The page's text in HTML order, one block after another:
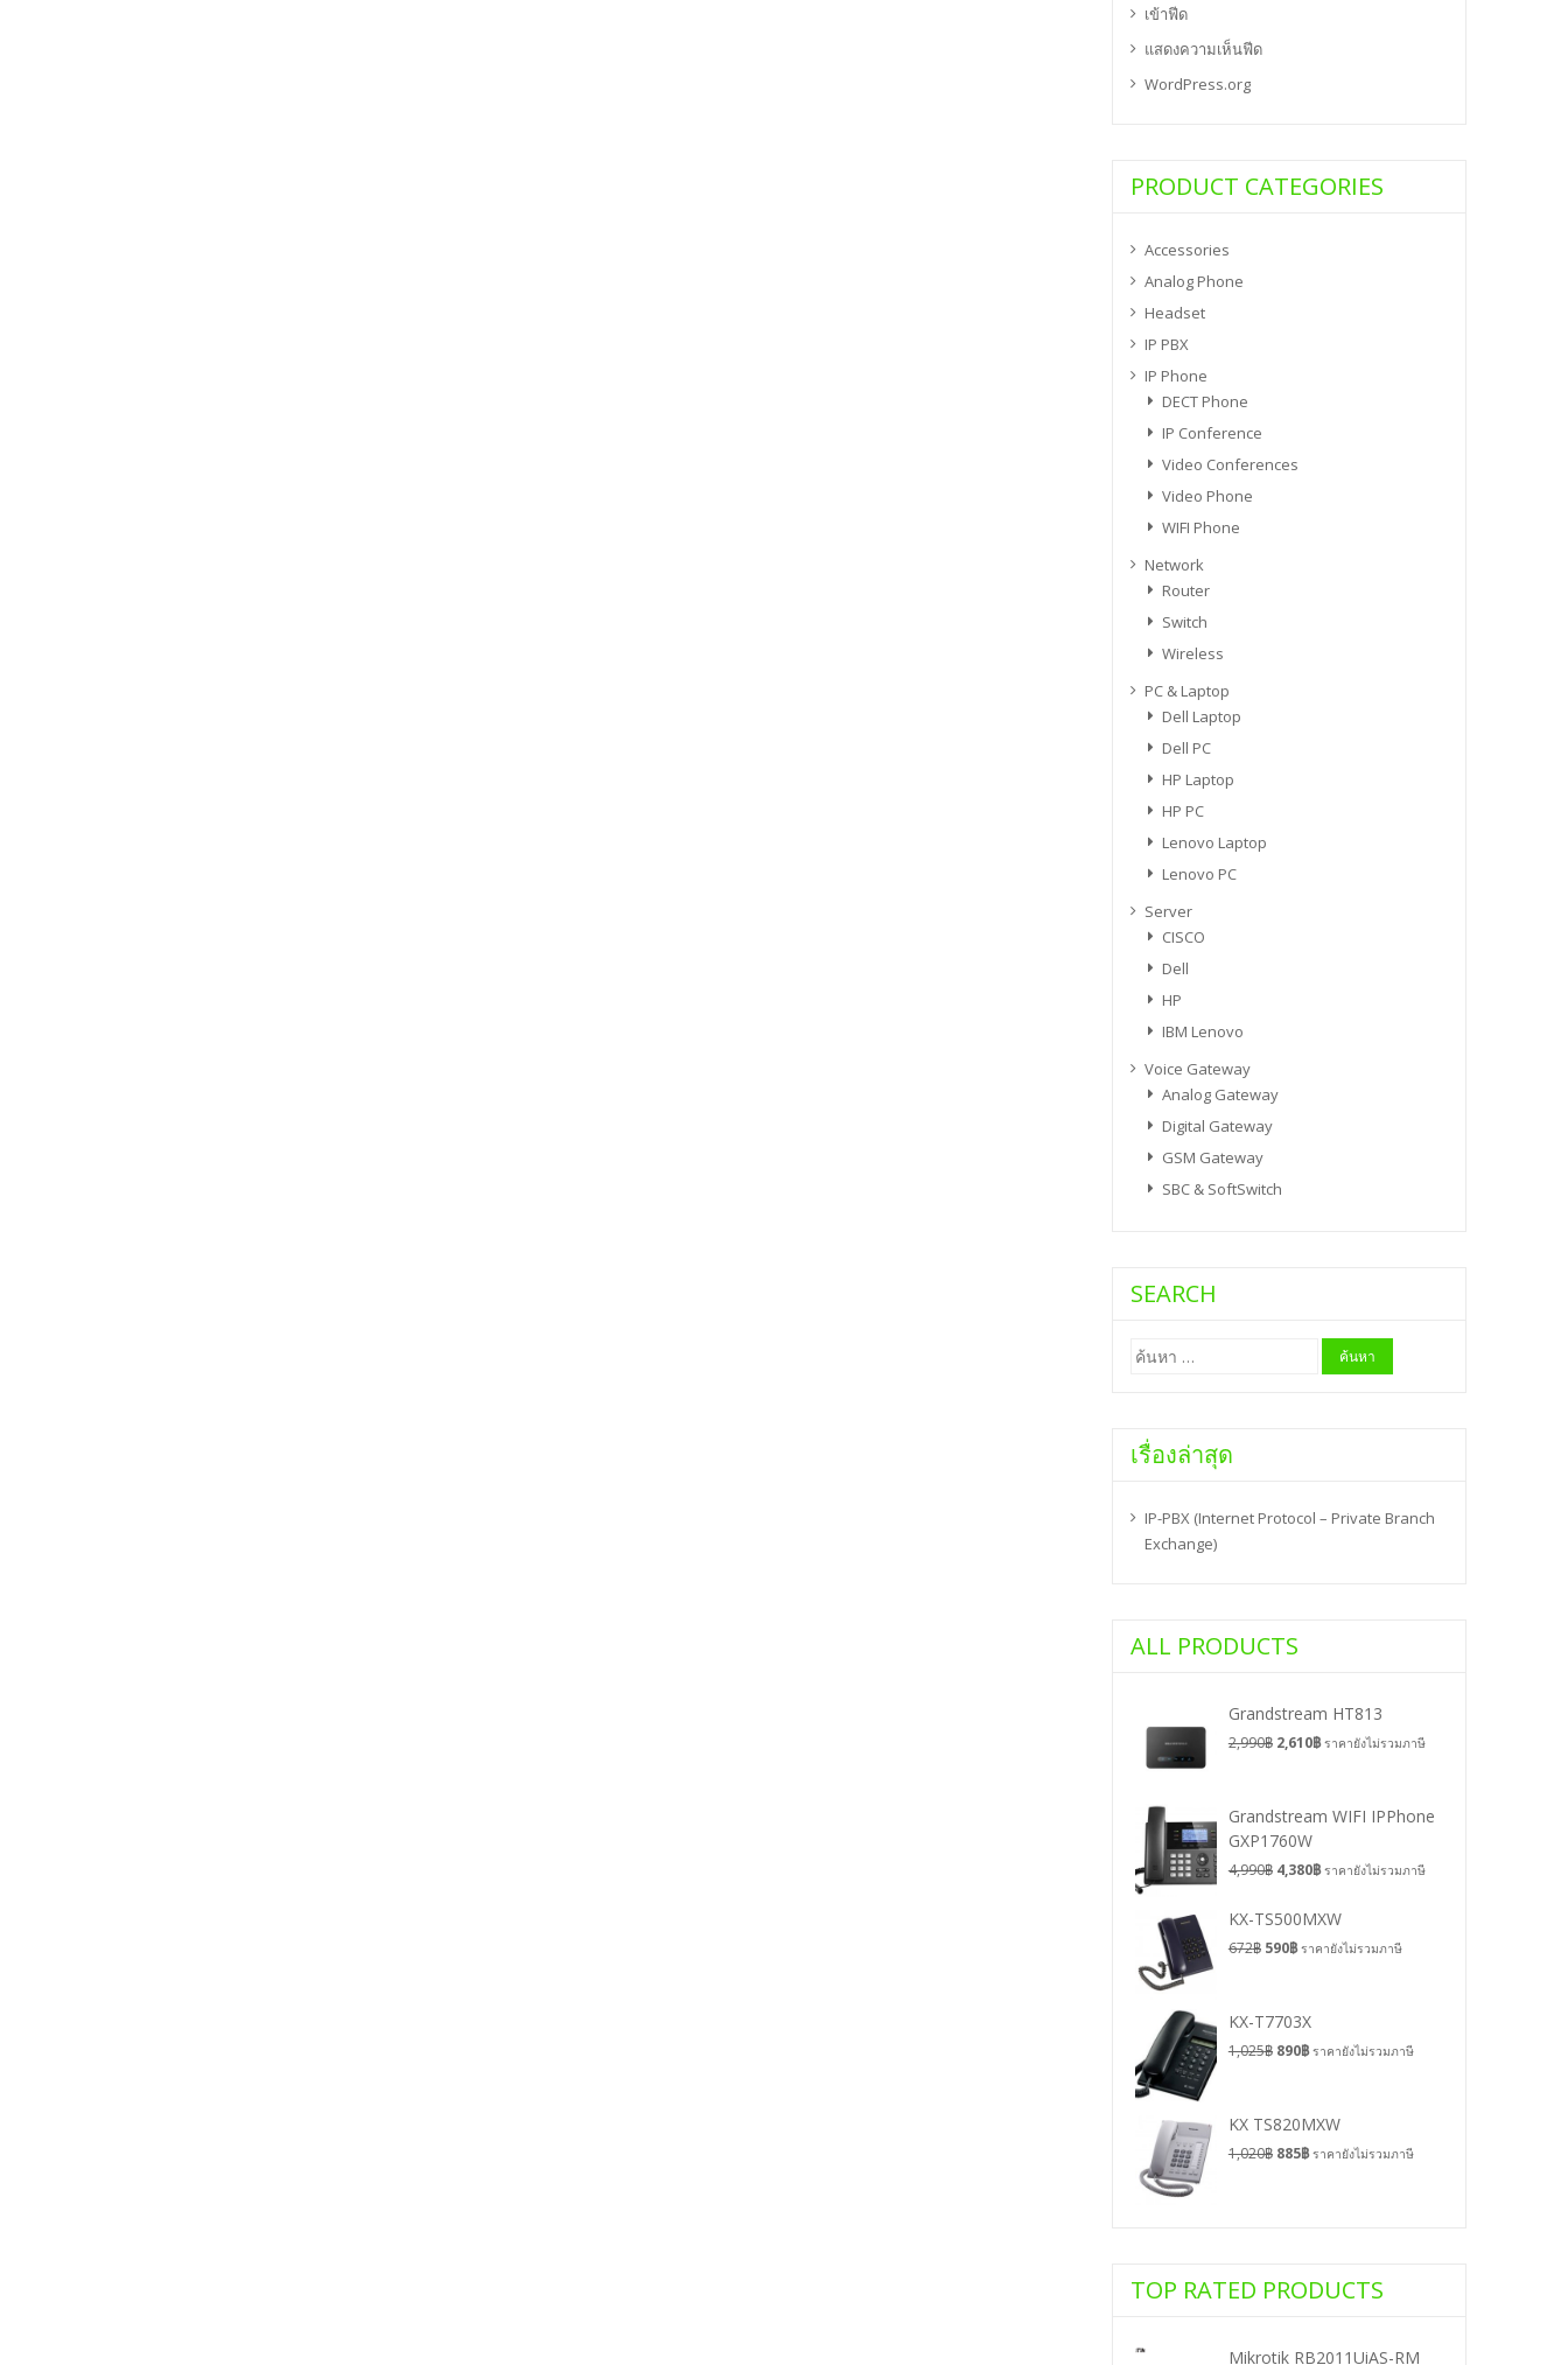
เข้าฟีด
แสดงความเห็นฟีด
WordPress.org
PRODUCT CATEGORIES
Accessories
Analog Phone
Headset
IP PBX
IP Phone
DECT Phone
IP Conference
Video Conferences
Video Phone
WIFI Phone
Network
Router
Switch
Wireless
PC & Laptop
Dell Laptop
Dell PC
HP Laptop
HP PC
Lenovo Laptop
Lenovo PC
Server
CISCO
Dell
HP
IBM Lenovo
Voice Gateway
Analog Gateway
Digital Gateway
GSM Gateway
SBC & SoftSwitch
SEARCH
ค้นหา
สำหรับ:
เรื่องล่าสุด
IP-PBX (Internet Protocol – Private Branch
Exchange)
ALL PRODUCTS
Grandstream HT813
2,990฿ 2,610฿ ราคายังไม่รวมภาษี
Grandstream WIFI IPPhone
GXP1760W
4,990฿ 4,380฿ ราคายังไม่รวมภาษี
KX-TS500MXW
672฿ 590฿ ราคายังไม่รวมภาษี
KX-T7703X
1,025฿ 890฿ ราคายังไม่รวมภาษี
KX TS820MXW
1,020฿ 885฿ ราคายังไม่รวมภาษี
TOP RATED PRODUCTS
Mikrotik RB2011UiAS-RM